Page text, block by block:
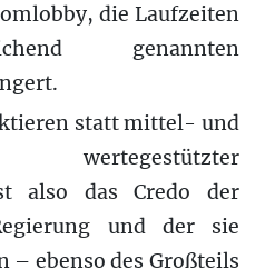
die Laufzeiten
genannten
statt mittel- und
also das Credo der
und der sie
– ebenso des Großteils